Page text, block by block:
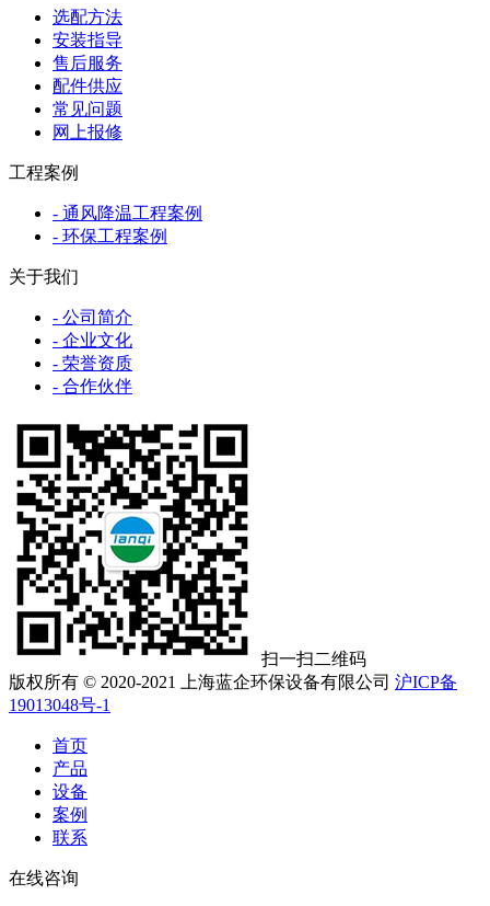
选配方法
安装指导
售后服务
配件供应
常见问题
网上报修
工程案例
- 通风降温工程案例
- 环保工程案例
关于我们
- 公司简介
- 企业文化
- 荣誉资质
- 合作伙伴
扫一扫二维码
版权所有 © 2020-2021 上海蓝企环保设备有限公司 沪ICP备
19013048号-1
首页
产品
设备
案例
联系
在线咨询